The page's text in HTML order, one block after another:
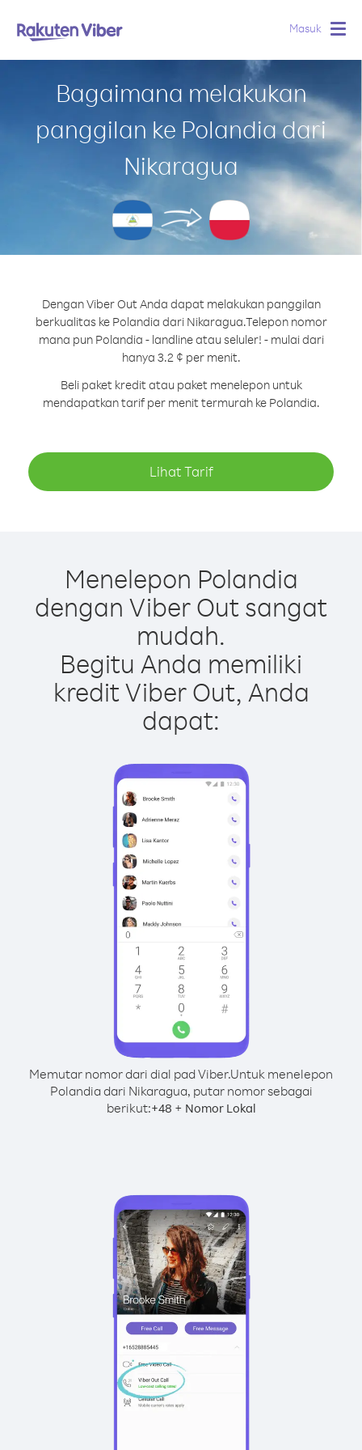
Masuk
Bagaimana melakukan
panggilan ke Polandia dari
Nikaragua
Dengan Viber Out Anda dapat melakukan panggilan
berkualitas ke Polandia dari Nikaragua.Telepon nomor
mana pun Polandia - landline atau seluler! - mulai dari
hanya 3.2 ¢ per menit.
Beli paket kredit atau paket menelepon untuk
mendapatkan tarif per menit termurah ke Polandia.
Lihat Tarif
Menelepon Polandia
dengan Viber Out sangat
mudah.
Begitu Anda memiliki
kredit Viber Out, Anda
dapat:
Memutar nomor dari dial pad Viber.Untuk menelepon
Polandia dari Nikaragua, putar nomor sebagai
berikut:+48 + Nomor Lokal